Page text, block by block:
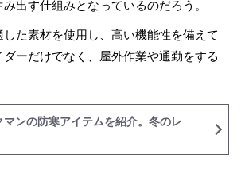
出す仕組みとなっているのだろう。
た素材を使用し、高い機能性を備えて
ーだけでなく、屋外作業や通勤をする
ンの防寒アイテムを紹介。冬のレ